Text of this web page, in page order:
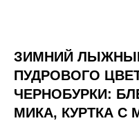
ЗИМНИЙ
ПУДРОВОГО
ЧЕРНОБУРКИ:
МИКА, КУРТКА С